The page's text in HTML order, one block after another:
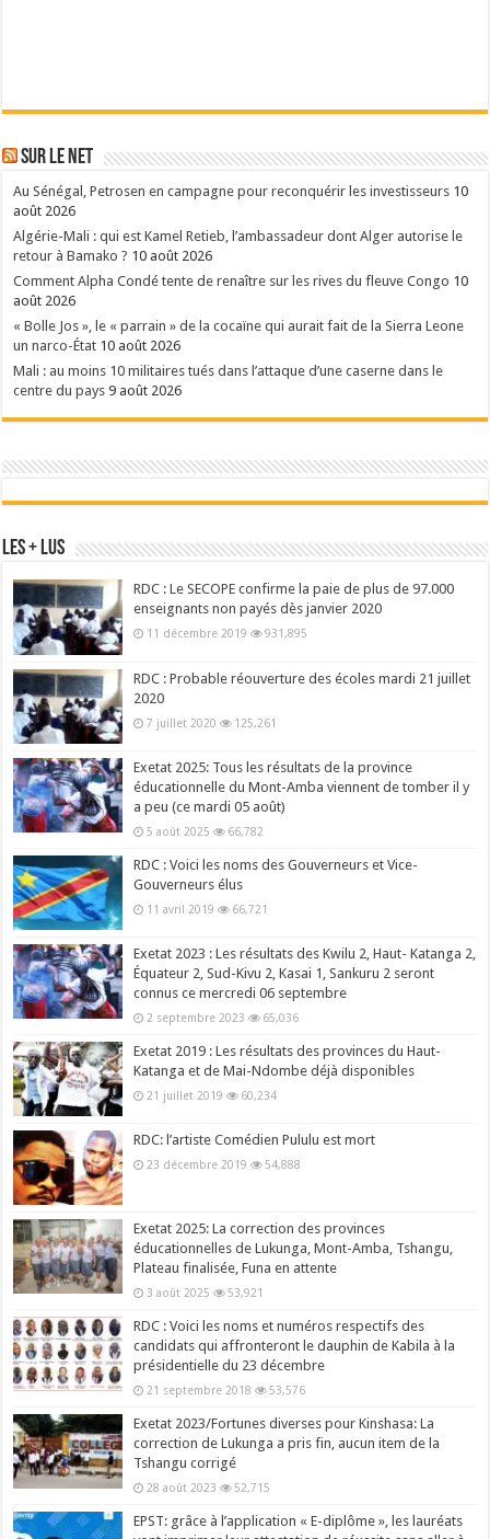
Sur le Net
Au Sénégal, Petrosen en campagne pour reconquérir les investisseurs 10
août 2026
Algérie-Mali : qui est Kamel Retieb, l’ambassadeur dont Alger autorise le
retour à Bamako ? 10 août 2026
Comment Alpha Condé tente de renaître sur les rives du fleuve Congo 10
août 2026
« Bolle Jos », le « parrain » de la cocaïne qui aurait fait de la Sierra Leone
un narco-État 10 août 2026
Mali : au moins 10 militaires tués dans l’attaque d’une caserne dans le
centre du pays 9 août 2026
Les + Lus
RDC : Le SECOPE confirme la paie de plus de 97.000
enseignants non payés dès janvier 2020
11 décembre 2019 931,895
RDC : Probable réouverture des écoles mardi 21 juillet
2020
7 juillet 2020 125,261
Exetat 2025: Tous les résultats de la province
éducationnelle du Mont-Amba viennent de tomber il y
a peu (ce mardi 05 août)
5 août 2025 66,782
RDC : Voici les noms des Gouverneurs et Vice-
Gouverneurs élus
11 avril 2019 66,721
Exetat 2023 : Les résultats des Kwilu 2, Haut- Katanga 2,
Équateur 2, Sud-Kivu 2, Kasai 1, Sankuru 2 seront
connus ce mercredi 06 septembre
2 septembre 2023 65,036
Exetat 2019 : Les résultats des provinces du Haut-
Katanga et de Mai-Ndombe déjà disponibles
21 juillet 2019 60,234
RDC: l’artiste Comédien Pululu est mort
23 décembre 2019 54,888
Exetat 2025: La correction des provinces
éducationnelles de Lukunga, Mont-Amba, Tshangu,
Plateau finalisée, Funa en attente
3 août 2025 53,921
RDC : Voici les noms et numéros respectifs des
candidats qui affronteront le dauphin de Kabila à la
présidentielle du 23 décembre
21 septembre 2018 53,576
Exetat 2023/Fortunes diverses pour Kinshasa: La
correction de Lukunga a pris fin, aucun item de la
Tshangu corrigé
28 août 2023 52,715
EPST: grâce à l’application « E-diplôme », les lauréats